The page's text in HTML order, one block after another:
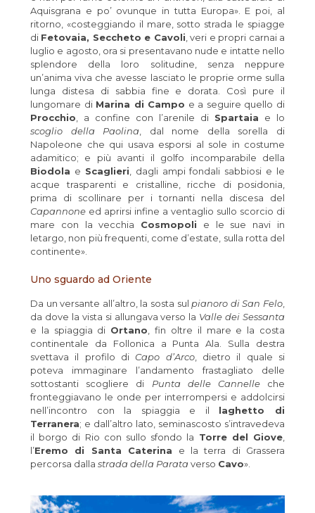
Aquisgrana e po’ ovunque in tutta Europa». E poi, al
ritorno, «costeggiando il mare, sotto strada le spiagge
di Fetovaia, Seccheto e Cavoli, veri e propri carnai a
luglio e agosto, ora si presentavano nude e intatte nello
splendore della loro solitudine, senza neppure
un’anima viva che avesse lasciato le proprie orme sulla
lunga distesa di sabbia fine e dorata. Così pure il
lungomare di Marina di Campo e a seguire quello di
Procchio, a confine con l’arenile di Spartaia e lo
scoglio della Paolina, dal nome della sorella di
Napoleone che qui usava esporsi al sole in costume
adamitico; e più avanti il golfo incomparabile della
Biodola e Scaglieri, dagli ampi fondali sabbiosi e le
acque trasparenti e cristalline, ricche di posidonia,
prima di scollinare per i tornanti nella discesa del
Capannone ed aprirsi infine a ventaglio sullo scorcio di
mare con la vecchia Cosmopoli e le sue navi in
letargo, non più frequenti, come d’estate, sulla rotta del
continente».
Uno sguardo ad Oriente
Da un versante all’altro, la sosta sulpianoro di San Felo,
da dove la vista si allungava verso la Valle dei Sessanta
e la spiaggia di Ortano, fin oltre il mare e la costa
continentale da Follonica a Punta Ala. Sulla destra
svettava il profilo diCapo d’Arco, dietro il quale si
poteva immaginare l’andamento frastagliato delle
sottostanti scogliere di Punta delle Cannelleche
fronteggiavano le onde per interrompersi e addolcirsi
nell’incontro con la spiaggia e il laghetto di
Terranera; e dall’altro lato, seminascosto s’intravedeva
il borgo di Rio con sullo sfondo la Torre del Giove,
l’Eremo di Santa Caterina e la terra di Grassera
percorsa dalla strada della Parata verso Cavo».